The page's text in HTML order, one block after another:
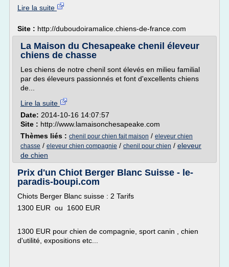
Lire la suite
Site : http://duboudoiramalice.chiens-de-france.com
La Maison du Chesapeake chenil éleveur
chiens de chasse
Les chiens de notre chenil sont élevés en milieu familial
par des éleveurs passionnés et font d'excellents chiens
de...
Lire la suite
Date: 2014-10-16 14:07:57
Site : http://www.lamaisonchesapeake.com
Thèmes liés : chenil pour chien fait maison / eleveur chien
chasse / eleveur chien compagnie / chenil pour chien / eleveur
de chien
Prix d'un Chiot Berger Blanc Suisse - le-
paradis-boupi.com
Chiots Berger Blanc suisse : 2 Tarifs
1300 EUR ou 1600 EUR
1300 EUR pour chien de compagnie, sport canin , chien
d'utilité, expositions etc...